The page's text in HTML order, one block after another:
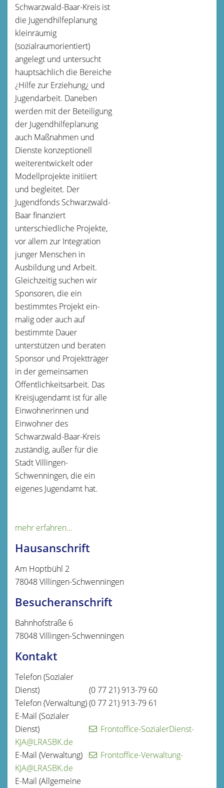
Schwarzwald-Baar-Kreis ist
die Jugendhilfeplanung
kleinräumig
(sozialraumorientiert)
angelegt und untersucht
hauptsächlich die Bereiche
¿Hilfe zur Erziehung¿ und
Jugendarbeit. Daneben
werden mit der Beteiligung
der Jugendhilfeplanung
auch Maßnahmen und
Dienste konzeptionell
weiterentwickelt oder
Modellprojekte initiiert
und begleitet. Der
Jugendfonds Schwarzwald-
Baar finanziert
unterschiedliche Projekte,
vor allem zur Integration
junger Menschen in
Ausbildung und Arbeit.
Gleichzeitig suchen wir
Sponsoren, die ein
bestimmtes Projekt ein-
malig oder auch auf
bestimmte Dauer
unterstützen und beraten
Sponsor und Projektträger
in der gemeinsamen
Öffentlichkeitsarbeit. Das
Kreisjugendamt ist für alle
Einwohnerinnen und
Einwohner des
Schwarzwald-Baar-Kreis
zuständig, außer für die
Stadt Villingen-
Schwenningen, die ein
eigenes Jugendamt hat.
mehr erfahren...
Hausanschrift
Am Hoptbühl 2
78048Villingen-Schwenningen
Besucheranschrift
Bahnhofstraße 6
78048Villingen-Schwenningen
Kontakt
Telefon (Sozialer
Dienst)
(077 21) 913-79 60
Telefon (Verwaltung)(077 21) 913-79 61
E-Mail (Sozialer
Dienst)
Frontoffice-SozialerDienst-
KJA@LRASBK.de
E-Mail (Verwaltung)
Frontoffice-Verwaltung-
KJA@LRASBK.de
E-Mail (Allgemeine